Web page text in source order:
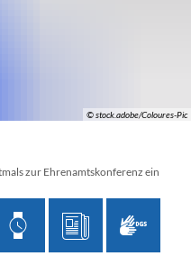
© stock.adobe/Coloures-Pic
zur Ehrenamtskonferenz ein